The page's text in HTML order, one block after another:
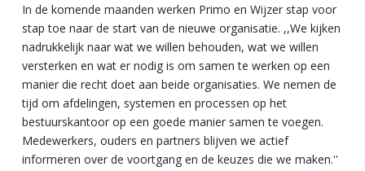
In de komende maanden werken Primo en Wijzer stap voor
stap toe naar de start van de nieuwe organisatie. ,,We kijken
nadrukkelijk naar wat we willen behouden, wat we willen
versterken en wat er nodig is om samen te werken op een
manier die recht doet aan beide organisaties. We nemen de
tijd om afdelingen, systemen en processen op het
bestuurskantoor op een goede manier samen te voegen.
Medewerkers, ouders en partners blijven we actief
informeren over de voortgang en de keuzes die we maken.''